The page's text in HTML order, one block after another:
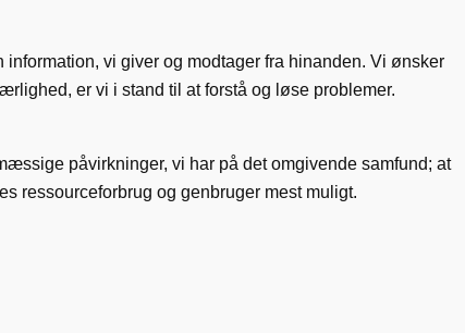
vi giver og modtager fra hinanden. Vi ønsker
er vi i stand til at forstå og løse problemer.
påvirkninger, vi har på det omgivende samfund; at
ressourceforbrug og genbruger mest muligt.